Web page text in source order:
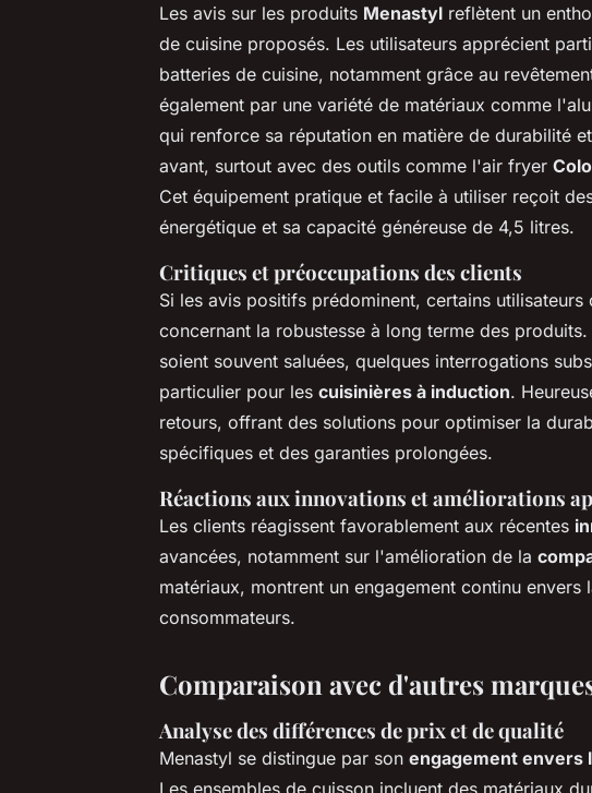
Les avis sur les produits Menastyl reflètent un
de cuisine proposés. Les utilisateurs apprécient
batteries de cuisine, notamment grâce au
également par une variété de matériaux comme
qui renforce sa réputation en matière de durabilité
avant, surtout avec des outils comme l'air fryer
Cet équipement pratique et facile à utiliser reçoit
énergétique et sa capacité généreuse de 4,5 litres.
Critiques et préoccupations des clients
Si les avis positifs prédominent, certains
concernant la robustesse à long terme des
soient souvent saluées, quelques interrogations
particulier pour les cuisinières à induction.
retours, offrant des solutions pour optimiser la
spécifiques et des garanties prolongées.
Réactions aux innovations et améliorations
Les clients réagissent favorablement aux récentes
avancées, notamment sur l'amélioration de la
matériaux, montrent un engagement continu
consommateurs.
Comparaison avec d'autres
Analyse des différences de prix et de qualité
Menastyl se distingue par son engagement envers
Les ensembles de cuisson incluent des matériaux